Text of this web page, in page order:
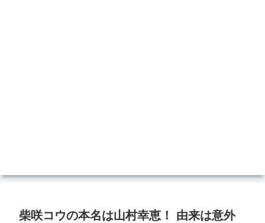
柴咲コウの本名は山村幸恵！ 由来は意外